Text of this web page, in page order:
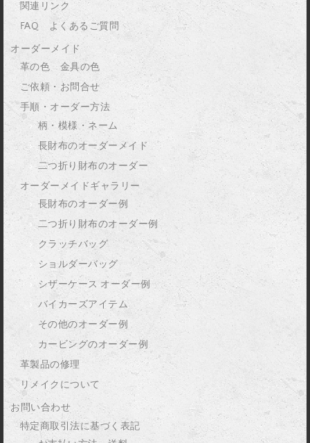
関連リンク
FAQ よくあるご質問
オーダーメイド
革の色 金具の色
ご依頼・お問合せ
手順・オーダー方法
柄・模様・ネーム
長財布のオーダーメイド
二つ折り財布のオーダー
オーダーメイドギャラリー
長財布のオーダー例
二つ折り財布のオーダー例
クラッチバッグ
ショルダーバッグ
シザーケース オーダー例
バイカーズアイテム
その他のオーダー例
カービングのオーダー例
革製品の修理
リメイクについて
お問い合わせ
特定商取引法に基づく表記